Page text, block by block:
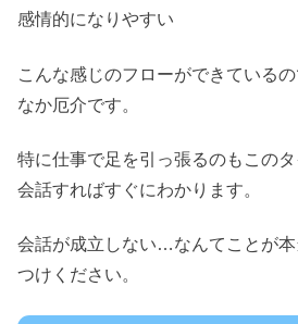
感情的になりやすい
こんな感じのフローができている
なか厄介です。
特に仕事で足を引っ張るのもこのタ
会話すればすぐにわかります。
会話が成立しない…なんてことが
つけください。